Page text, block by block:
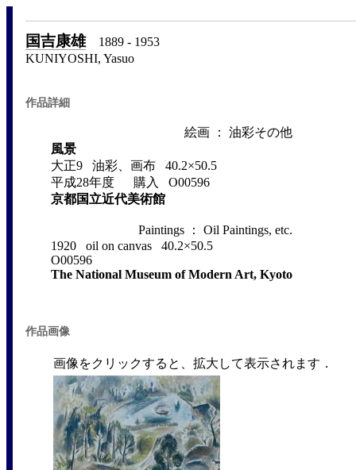
国吉康雄1889 - 1953
KUNIYOSHI, Yasuo
作品詳細
絵画 ： 油彩その他
風景
大正9 油彩、画布 40.2×50.5
平成28年度 購入 O00596
京都国立近代美術館
Paintings ： Oil Paintings, etc.
1920 oil on canvas 40.2×50.5
O00596
The National Museum of Modern Art, Kyoto
作品画像
画像をクリックすると、拡大して表示されます．